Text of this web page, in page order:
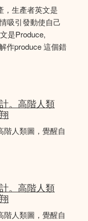
，生產者英文是
吸引發動使自己
是Produce,
作produce 這個錯
。高階人類
階人類圖，覺醒自
。高階人類
階人類圖，覺醒自